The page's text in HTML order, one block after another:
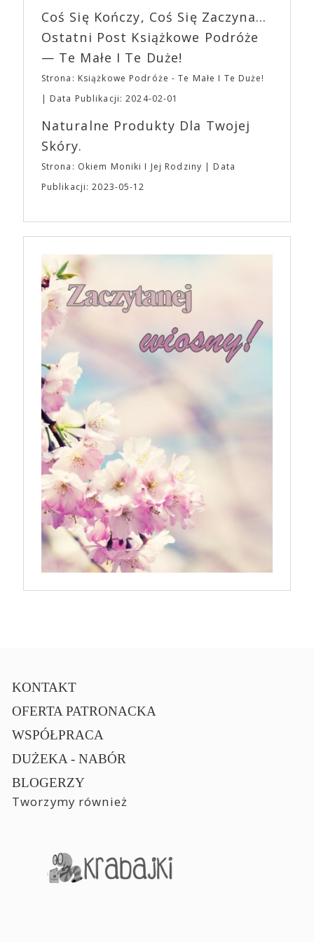
„Bo się boi” w kinach od 21 kwietnia.
EXPO XXI!
Coś Się Kończy, Coś Się Zaczyna...
Ostatni Post Książkowe Podróże
— Te Małe I Te Duże!
Strona: Książkowe Podróże - Te Małe I Te Duże!
Data Publikacji: 2024-02-01
Naturalne Produkty Dla Twojej
Skóry.
Strona: Okiem Moniki I Jej Rodziny
Data
Publikacji: 2023-05-12
KONTAKT
OFERTA PATRONACKA
WSPÓŁPRACA
DUŻEKA - NABÓR
BLOGERZY
Tworzymy również